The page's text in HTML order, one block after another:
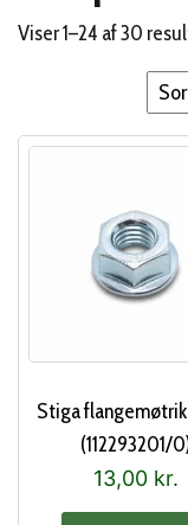
Viser 1–24 af 30
Stiga
(112293201/
13,00 kr.